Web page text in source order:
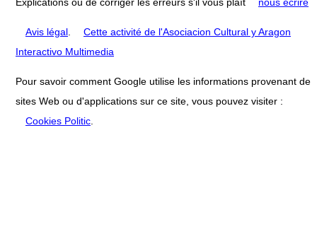
Avis légal
Cette activité de l'Asociacion Cultural y Aragon
Interactivo Multimedia
Pour savoir comment Google utilise les informations provenant de
sites Web ou d'applications sur ce site, vous pouvez visiter :
Cookies Politic